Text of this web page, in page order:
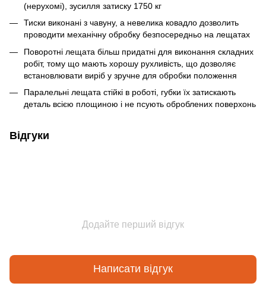
(нерухомі), зусилля затиску 1750 кг
Тиски виконані з чавуну, а невелика ковадло дозволить
проводити механічну обробку безпосередньо на лещатах
Поворотні лещата більш придатні для виконання складних
робіт, тому що мають хорошу рухливість, що дозволяє
встановлювати виріб у зручне для обробки положення
Паралельні лещата стійкі в роботі, губки їх затискають
деталь всією площиною і не псують оброблених поверхонь
Відгуки
Додайте перший відгук
Написати відгук